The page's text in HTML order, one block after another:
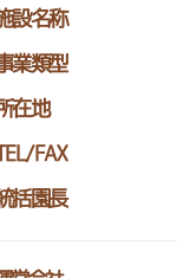
設名称
業類型
在地
FAX
括園長